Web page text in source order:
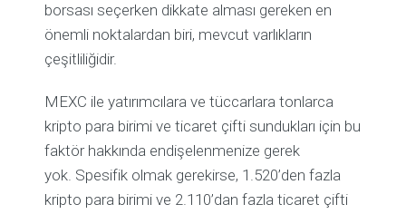
borsası seçerken dikkate alması gereken en
önemli noktalardan biri, mevcut varlıkların
çeşitliliğidir.
MEXC ile yatırımcılara ve tüccarlara tonlarca
kripto para birimi ve ticaret çifti sundukları için bu
faktör hakkında endişelenmenize gerek
yok. Spesifik olmak gerekirse, 1.520’den fazla
kripto para birimi ve 2.110’dan fazla ticaret çifti